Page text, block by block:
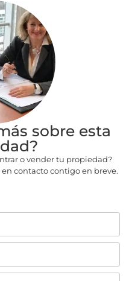
sobre esta
o vender tu propiedad?
contacto contigo en breve.